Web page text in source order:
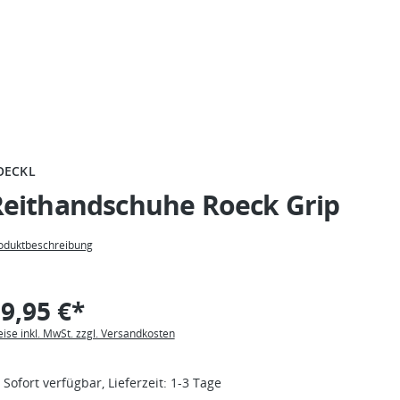
Roeck Grip
€*
inkl. MwSt. zzgl. Versandkosten
Sofort verfügbar, Lieferzeit: 1-3 Tage